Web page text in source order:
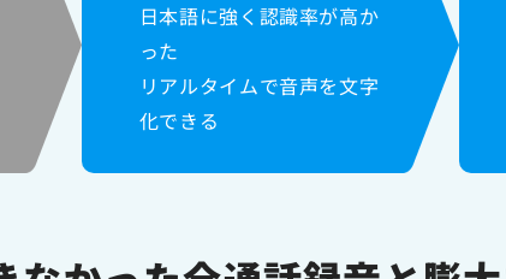
日本語に強く認識率が高か
った
リアルタイムで音声を文字
化できる